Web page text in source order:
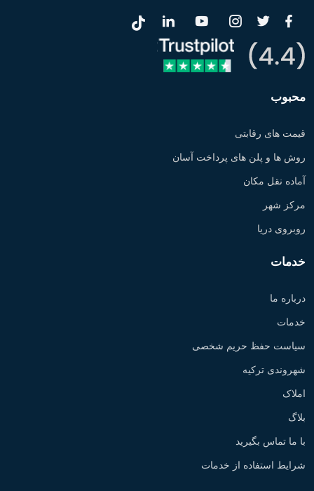
محبوب
قیمت های رقابتی
روش ها و پلن های پرداخت آسان
آماده نقل مکان
مرکز شهر
روبروی دریا
خدمات
درباره ما
خدمات
سیاست حفظ حریم شخصی
شهروندی ترکیه
املاک
بلاگ
با ما تماس بگیرید
شرایط استفاده از خدمات